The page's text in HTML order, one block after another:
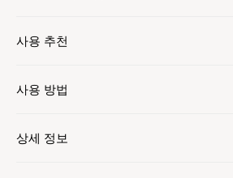
사용 추천
사용 방법
상세 정보